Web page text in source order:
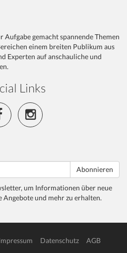
Aufgabe gemacht spannende Themen
einem breiten Publikum aus
Experten auf anschauliche und
Links
Abonnieren
um Informationen über neue
Angebote und mehr zu erhalten.
Datenschutz
AGB